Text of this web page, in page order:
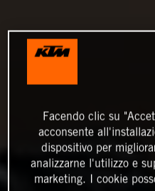
Facendo clic su
acconsente
dispositivo per
analizzarne l'utilizzo e
marketing. I cookie